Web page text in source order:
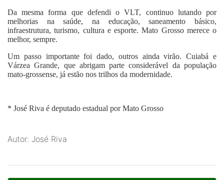
Da mesma forma que defendi o VLT, continuo lutando por
melhorias na saúde, na educação, saneamento básico,
infraestrutura, turismo, cultura e esporte. Mato Grosso merece o
melhor, sempre.
Um passo importante foi dado, outros ainda virão. Cuiabá e
Várzea Grande, que abrigam parte considerável da população
mato-grossense, já estão nos trilhos da modernidade.
* José Riva é deputado estadual por Mato Grosso
Autor: José Riva